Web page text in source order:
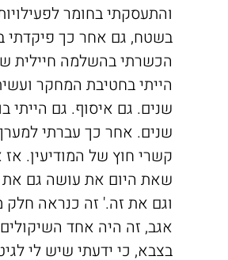
והתעסקתי בחומר
בשטח, גם אחר כך פיקדתי
הכשרתי בהשלמה חיילית
הייתי בחטיבת המחקר
שנים. גם איסוף. גם הייתי
שנים. אחר כך עברתי
קשרי חוץ של המודיעין. אז
שאת היום את עושה גם את
וגם את זה.' זה כנראה חלק
אגב, זה היה אחד
בצבא, כי ידעתי שיש לי